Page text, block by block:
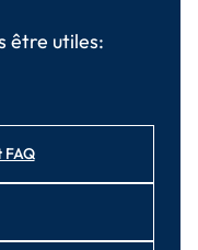
être utiles:
FAQ